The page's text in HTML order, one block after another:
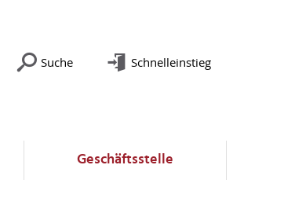
Suche Schnelleinstieg
Geschäftsstelle